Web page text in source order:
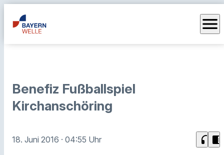
menu
Benefiz Fußballspiel
Kirchanschöring
18. Juni 2016 · 04:55 Uhr headphones chrome_reader_mode